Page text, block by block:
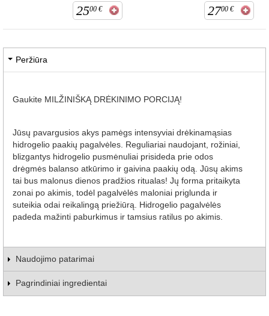
2500 € 2700 €
Peržiūra
Gaukite MILŽINIŠKĄ DRĖKINIMO PORCIJĄ!
Jūsų pavargusios akys pamėgs intensyviai drėkinamąsias
hidrogelio paakių pagalvėles. Reguliariai naudojant, rožiniai,
blizgantys hidrogelio pusmėnuliai prisideda prie odos
drėgmės balanso atkūrimo ir gaivina paakių odą. Jūsų akims
tai bus malonus dienos pradžios ritualas! Jų forma pritaikyta
zonai po akimis, todėl pagalvėlės maloniai priglunda ir
suteikia odai reikalingą priežiūrą. Hidrogelio pagalvėlės
padeda mažinti paburkimus ir tamsius ratilus po akimis.
Naudojimo patarimai
Pagrindiniai ingredientai